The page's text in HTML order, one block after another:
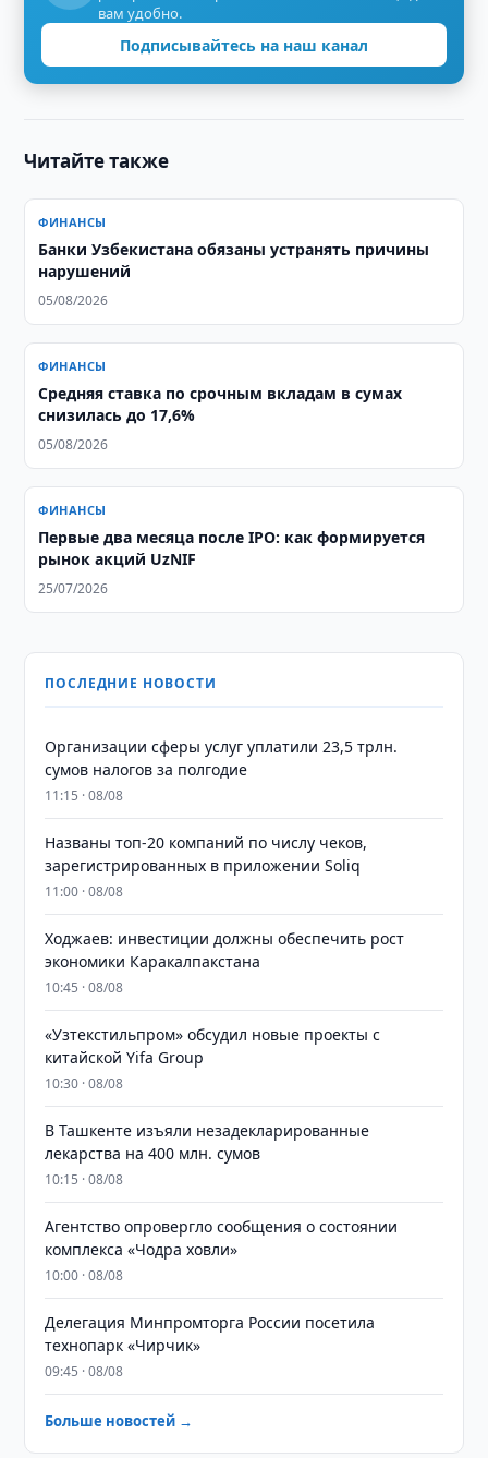
вам удобно.
Подписывайтесь на наш канал
Читайте также
ФИНАНСЫ
Банки Узбекистана обязаны устранять причины
нарушений
05/08/2026
ФИНАНСЫ
Средняя ставка по срочным вкладам в сумах
снизилась до 17,6%
05/08/2026
ФИНАНСЫ
Первые два месяца после IPO: как формируется
рынок акций UzNIF
25/07/2026
ПОСЛЕДНИЕ НОВОСТИ
Организации сферы услуг уплатили 23,5 трлн.
сумов налогов за полгодие
11:15 · 08/08
Названы топ-20 компаний по числу чеков,
зарегистрированных в приложении Soliq
11:00 · 08/08
Ходжаев: инвестиции должны обеспечить рост
экономики Каракалпакстана
10:45 · 08/08
«Узтекстильпром» обсудил новые проекты с
китайской Yifa Group
10:30 · 08/08
​​​​​​​В Ташкенте изъяли незадекларированные
лекарства на 400 млн. сумов
10:15 · 08/08
Агентство опровергло сообщения о состоянии
комплекса «Чодра ховли»
10:00 · 08/08
Делегация Минпромторга России посетила
технопарк «Чирчик»
09:45 · 08/08
Больше новостей →